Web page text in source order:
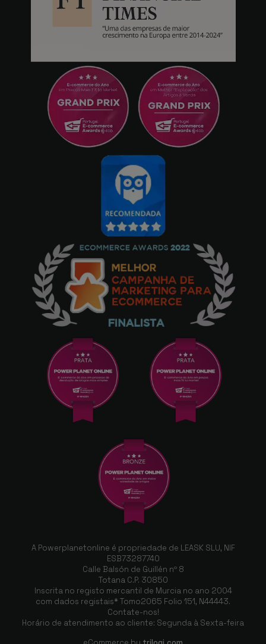
A Powerplanetonline é propriedade de LEASK SLU, NIF
ESB73287740
Calle Balsón de Guillén nº 8
Totana C.P. 30850
Inscrita no registo mercantil de Murcia no ano 2004
com dados registais* Tomo2065 Folio 151, N44443.
Contate-nos!
Horário de atendimento ao cliente: Segunda à Sexta-feira